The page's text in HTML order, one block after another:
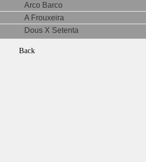
Arco Barco
A Frouxeira
Dous X Setenta
Back